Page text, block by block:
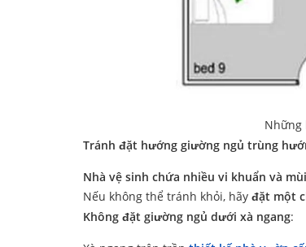
Những
Tránh đặt hướng giường ngủ trùng
Nhà vệ sinh chứa nhiều vi khuẩn và
Nếu không thể tránh khỏi, hãy đặt một
Không đặt giường ngủ dưới xà ngang: